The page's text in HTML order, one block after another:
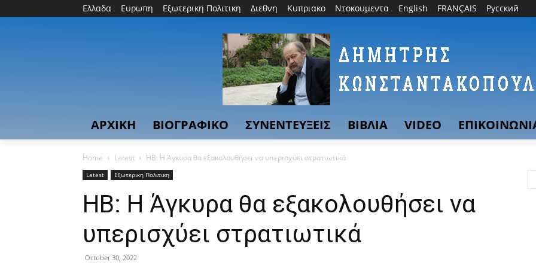
Ελλαδα Ευρωπη Εξωτερικη Πολιτικη Διεθνη Κυπριακο Ντοκουμεντα English FRANÇAIS Русский
ΑΡΧΙΚΗ ΒΙΟΓΡΑΦΙΚΟ ΣΥΝΕΝΤΕΥΞΕΙΣ ΒΙΒΛΙΑ VIDEO
Home Latest HB: Η Άγκυρα θα εξακολουθήσει να υπερισχύει στρατιωτικά
Latest Εξωτερικη Πολιτικη
HB: Η Άγκυρα θα εξακολουθήσει να
υπερισχύει στρατιωτικά
October 30, 2022